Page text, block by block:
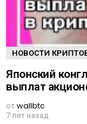
НОВОСТИ
Японский
выплат
отwallbtc
7 лет назад